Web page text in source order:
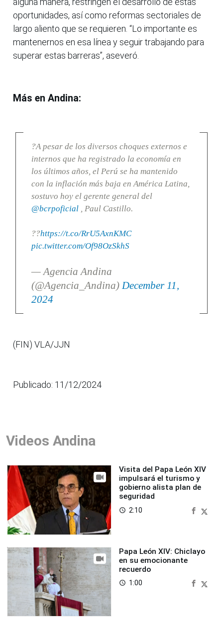
oportunidades, así como reformas sectoriales de
largo aliento que se requieren. “Lo importante es
mantenernos en esa línea y seguir trabajando para
superar estas barreras”, aseveró.
Más en Andina:
?A pesar de los diversos choques externos e
internos que ha registrado la economía en
los últimos años, el Perú se ha mantenido
con la inflación más baja en América Latina,
sostuvo hoy el gerente general del
@bcrpoficial, Paul Castillo.
??https://t.co/RrU5AxnKMC
pic.twitter.com/Of98OzSkhS
— Agencia Andina
(@Agencia_Andina) December 11,
2024
(FIN) VLA/JJN
Publicado: 11/12/2024
Videos Andina
Visita del Papa León XIV
impulsará el turismo y
gobierno alista plan de
seguridad
access_time 2:10
Papa León XIV: Chiclayo
en su emocionante
recuerdo
access_time 1:00